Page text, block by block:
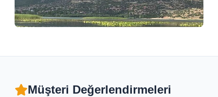
Müşteri Değerlendirmeleri